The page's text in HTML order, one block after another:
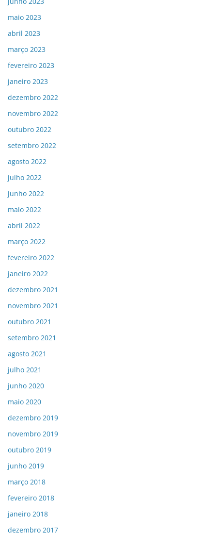
maio 2023
abril 2023
março 2023
fevereiro 2023
janeiro 2023
dezembro 2022
novembro 2022
outubro 2022
setembro 2022
agosto 2022
julho 2022
junho 2022
maio 2022
abril 2022
março 2022
fevereiro 2022
janeiro 2022
dezembro 2021
novembro 2021
outubro 2021
setembro 2021
agosto 2021
julho 2021
junho 2020
maio 2020
dezembro 2019
novembro 2019
outubro 2019
junho 2019
março 2018
fevereiro 2018
janeiro 2018
dezembro 2017